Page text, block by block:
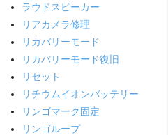
ラウドスピーカー
リアカメラ修理
リカバリーモード
リカバリーモード復旧
リセット
リチウムイオンバッテリー
リンゴマーク固定
リンゴループ